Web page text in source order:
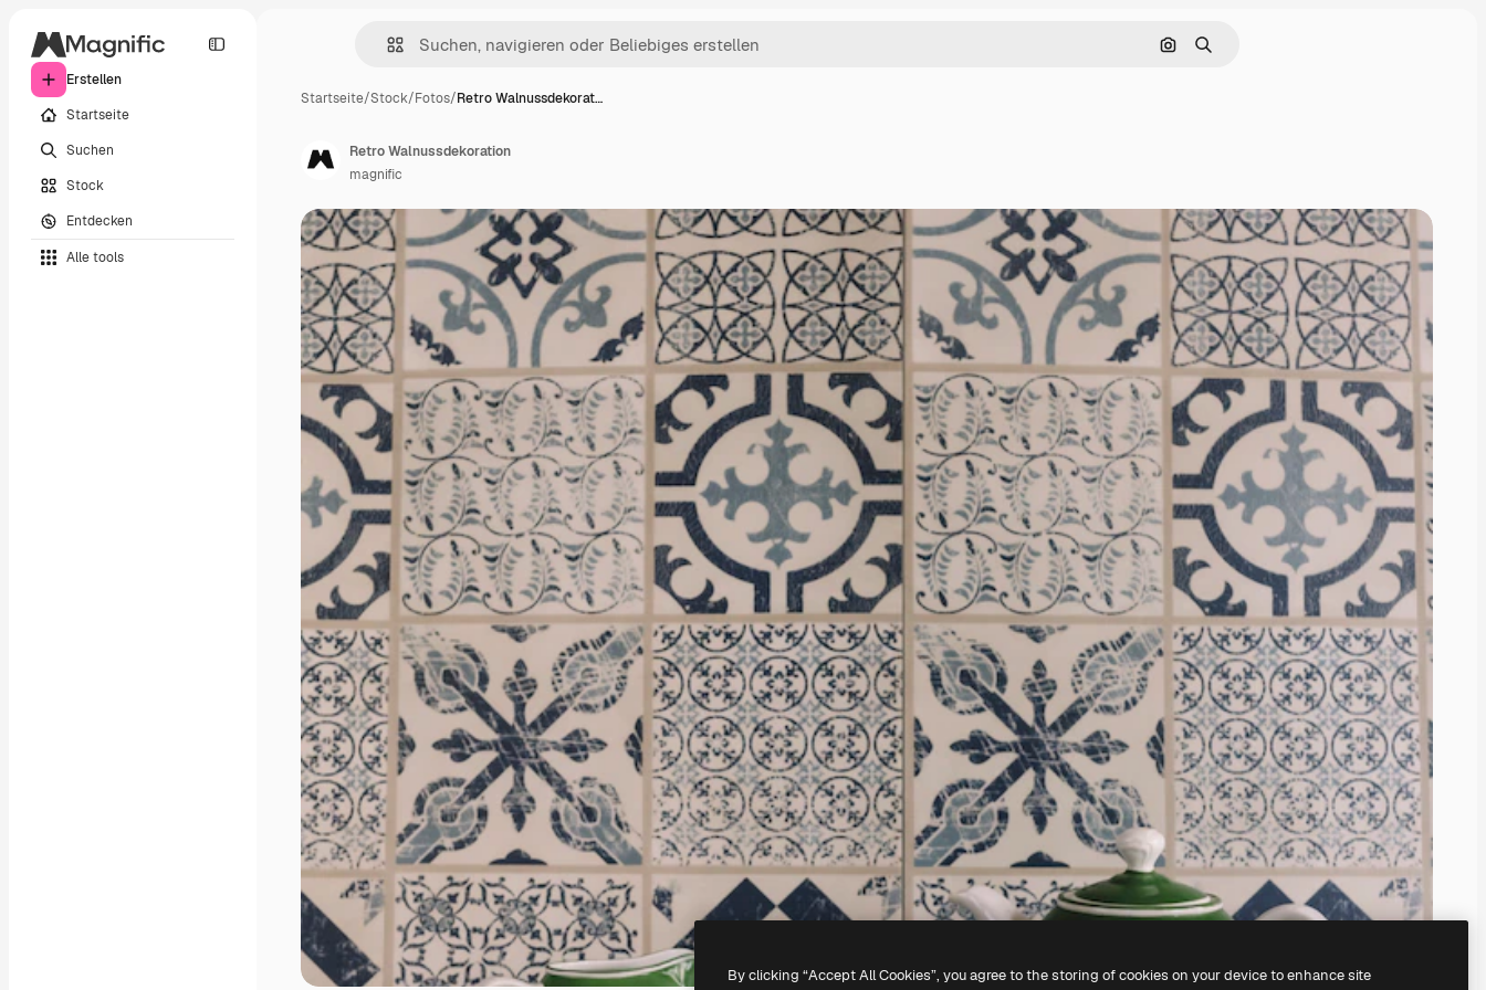
Erstellen
Startseite
Suchen
Stock
Entdecken
Alle tools
Nach Bild suchen
Suchen
Startseite/Stock/Fotos/Retro Walnussdekorat…
Retro Walnussdekoration
magnific
By clicking “Accept All Cookies”, you agree to the storing of cookies on your device to enhance site